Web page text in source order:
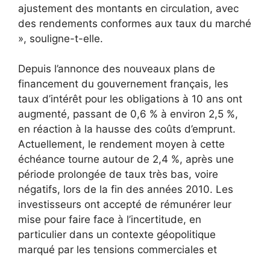
ajustement des montants en circulation, avec
des rendements conformes aux taux du marché
», souligne-t-elle.
Depuis l’annonce des nouveaux plans de
financement du gouvernement français, les
taux d’intérêt pour les obligations à 10 ans ont
augmenté, passant de 0,6 % à environ 2,5 %,
en réaction à la hausse des coûts d’emprunt.
Actuellement, le rendement moyen à cette
échéance tourne autour de 2,4 %, après une
période prolongée de taux très bas, voire
négatifs, lors de la fin des années 2010. Les
investisseurs ont accepté de rémunérer leur
mise pour faire face à l’incertitude, en
particulier dans un contexte géopolitique
marqué par les tensions commerciales et